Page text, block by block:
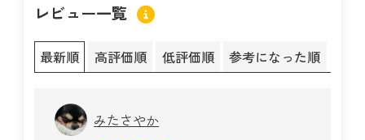
レビュー一覧
最新順 高評価順 低評価順 参考になった順
みたさやか